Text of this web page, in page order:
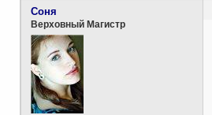
Соня
Верховный Магистр